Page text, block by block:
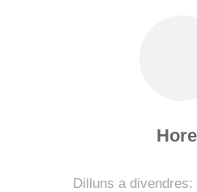
Dilluns a divendres: